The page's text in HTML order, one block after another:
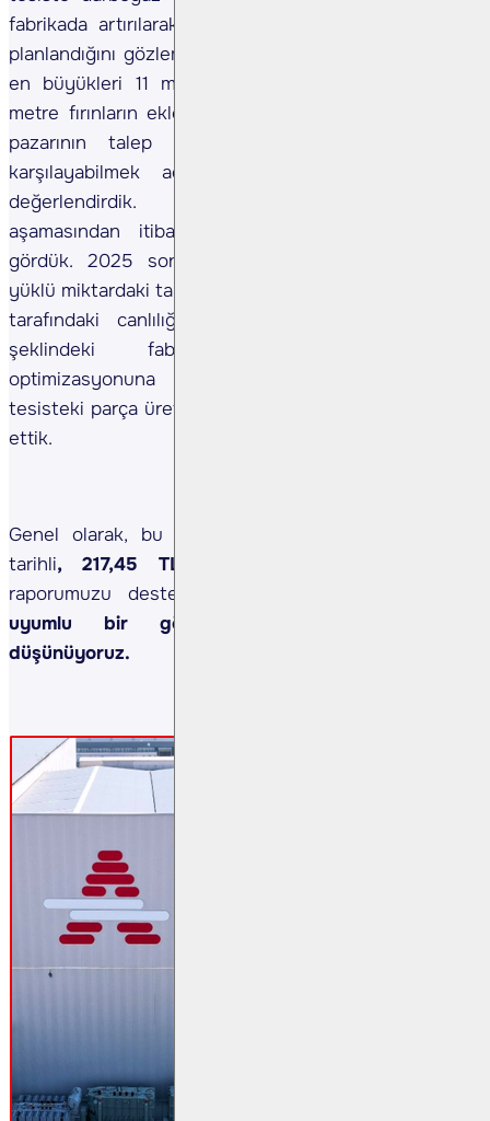
fabrikada artırılarak lojistik akışın hızlandırılmasının
planlandığını gözlemledik. Ayrıca, mevcutta bulunan
en büyükleri 11 metre olan fırınlara ek olarak 15
metre fırınların eklenmesi stratejisini, özellikle ABD
pazarının talep ettiği ürün spesifikasyonlarını
karşılayabilmek adına kritik bir hamle olarak
değerlendirdik. 5S metodolojisinin tasarım
aşamasından itibaren sürece entegre edildiğini
gördük. 2025 sonu itibarıyla sevkiyat bekleyen
yüklü miktardaki tamamlanmış ürünleri görmek, talep
tarafındaki canlılığı somutlaştırmamızı sağladı. T
şeklindeki fabrika yerleşiminin akışın
optimizasyonuna olumlu etki ettiğini ve yeni
tesisteki parça üretiminin otomasyon seviyesini not
ettik.
Genel olarak, bu ziyaret notunun 1 Aralık 2025
tarihli, 217,45 TL hedef fiyatlı
raporumuzu desteklediğini ve hesaplamalarımızla
uyumlu bir görünüm ortaya koyduğunu
düşünüyoruz.